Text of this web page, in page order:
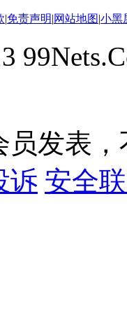
|免责声明|网站地图|小黑
发表
诉 安全